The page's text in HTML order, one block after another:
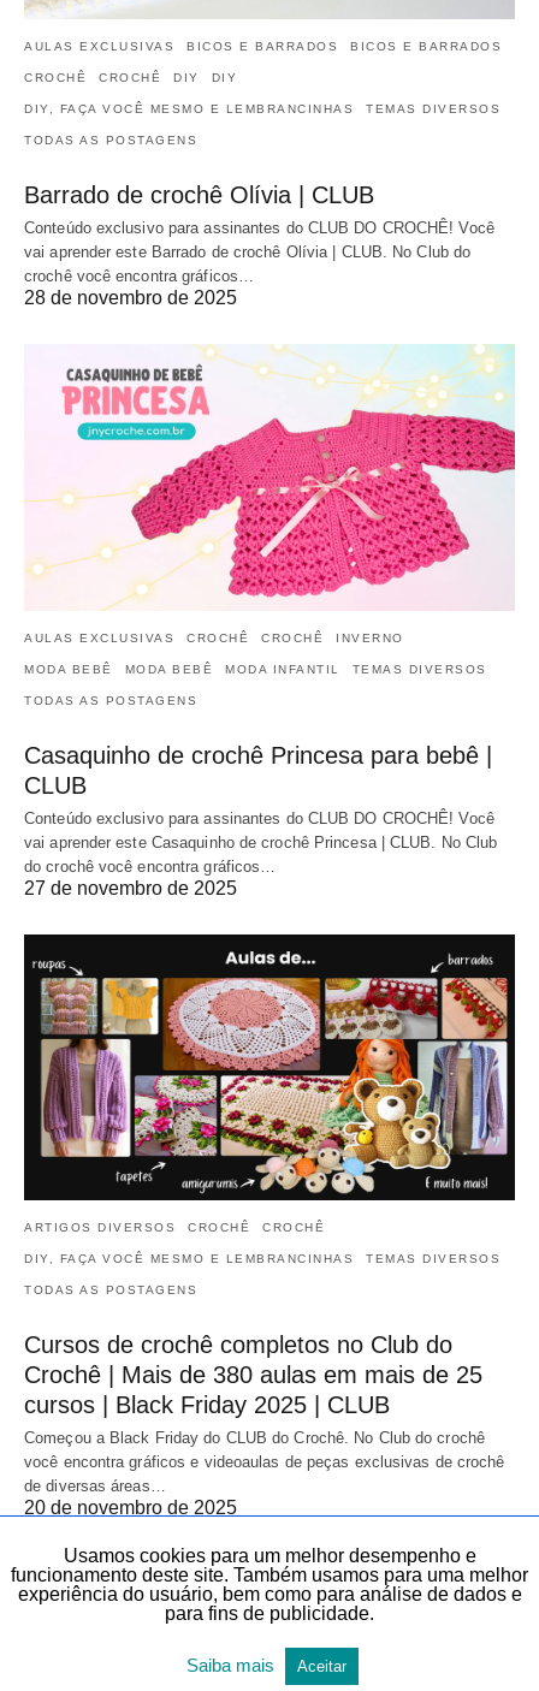
AULAS EXCLUSIVAS BICOS E BARRADOS BICOS E BARRADOS
CROCHÊ CROCHÊ DIY DIY
DIY, FAÇA VOCÊ MESMO E LEMBRANCINHAS TEMAS DIVERSOS
TODAS AS POSTAGENS
Barrado de crochê Olívia | CLUB
Conteúdo exclusivo para assinantes do CLUB DO CROCHÊ! Você
vai aprender este Barrado de crochê Olívia | CLUB. No Club do
crochê você encontra gráficos…
28 de novembro de 2025
AULAS EXCLUSIVAS CROCHÊ CROCHÊ INVERNO
MODA BEBÊ MODA BEBÊ MODA INFANTIL TEMAS DIVERSOS
TODAS AS POSTAGENS
Casaquinho de crochê Princesa para bebê |
CLUB
Conteúdo exclusivo para assinantes do CLUB DO CROCHÊ! Você
vai aprender este Casaquinho de crochê Princesa | CLUB. No Club
do crochê você encontra gráficos…
27 de novembro de 2025
ARTIGOS DIVERSOS CROCHÊ CROCHÊ
DIY, FAÇA VOCÊ MESMO E LEMBRANCINHAS TEMAS DIVERSOS
TODAS AS POSTAGENS
Cursos de crochê completos no Club do
Crochê | Mais de 380 aulas em mais de 25
cursos | Black Friday 2025 | CLUB
Começou a Black Friday do CLUB do Crochê. No Club do crochê
você encontra gráficos e videoaulas de peças exclusivas de crochê
de diversas áreas…
20 de novembro de 2025
Usamos cookies para um melhor desempenho e
funcionamento deste site. Também usamos para uma melhor
experiência do usuário, bem como para análise de dados e
para fins de publicidade.
Saiba mais Aceitar